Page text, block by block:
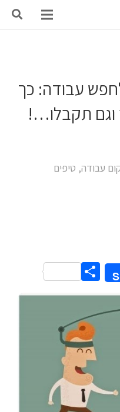
עבודה: כך
תקבלו…!
עבודה, טיפים
Share